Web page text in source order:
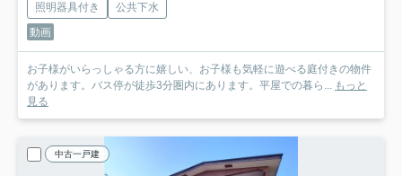
照明器具付き
公共下水
動画
お子様がいらっしゃる方に嬉しい、お子様も気軽に遊べる庭付きの物件
があります。バス停が徒歩3分圏内にあります。平屋での暮ら... もっと
見る
中古一戸建